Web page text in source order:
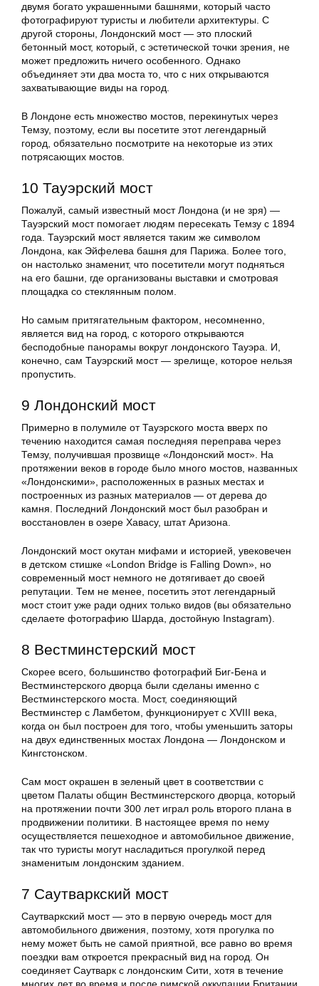
двумя богато украшенными башнями, который часто
фотографируют туристы и любители архитектуры. С
другой стороны, Лондонский мост — это плоский
бетонный мост, который, с эстетической точки зрения, не
может предложить ничего особенного. Однако
объединяет эти два моста то, что с них открываются
захватывающие виды на город.
В Лондоне есть множество мостов, перекинутых через
Темзу, поэтому, если вы посетите этот легендарный
город, обязательно посмотрите на некоторые из этих
потрясающих мостов.
10 Тауэрский мост
Пожалуй, самый известный мост Лондона (и не зря) —
Тауэрский мост помогает людям пересекать Темзу с 1894
года. Тауэрский мост является таким же символом
Лондона, как Эйфелева башня для Парижа. Более того,
он настолько знаменит, что посетители могут подняться
на его башни, где организованы выставки и смотровая
площадка со стеклянным полом.
Но самым притягательным фактором, несомненно,
является вид на город, с которого открываются
бесподобные панорамы вокруг лондонского Тауэра. И,
конечно, сам Тауэрский мост — зрелище, которое нельзя
пропустить.
9 Лондонский мост
Примерно в полумиле от Тауэрского моста вверх по
течению находится самая последняя переправа через
Темзу, получившая прозвище «Лондонский мост». На
протяжении веков в городе было много мостов, названных
«Лондонскими», расположенных в разных местах и
построенных из разных материалов — от дерева до
камня. Последний Лондонский мост был разобран и
восстановлен в озере Хавасу, штат Аризона.
Лондонский мост окутан мифами и историей, увековечен
в детском стишке «London Bridge is Falling Down», но
современный мост немного не дотягивает до своей
репутации. Тем не менее, посетить этот легендарный
мост стоит уже ради одних только видов (вы обязательно
сделаете фотографию Шарда, достойную Instagram).
8 Вестминстерский мост
Скорее всего, большинство фотографий Биг-Бена и
Вестминстерского дворца были сделаны именно с
Вестминстерского моста. Мост, соединяющий
Вестминстер с Ламбетом, функционирует с XVIII века,
когда он был построен для того, чтобы уменьшить заторы
на двух единственных мостах Лондона — Лондонском и
Кингстонском.
Сам мост окрашен в зеленый цвет в соответствии с
цветом Палаты общин Вестминстерского дворца, который
на протяжении почти 300 лет играл роль второго плана в
продвижении политики. В настоящее время по нему
осуществляется пешеходное и автомобильное движение,
так что туристы могут насладиться прогулкой перед
знаменитым лондонским зданием.
7 Саутваркский мост
Саутваркский мост — это в первую очередь мост для
автомобильного движения, поэтому, хотя прогулка по
нему может быть не самой приятной, все равно во время
поездки вам откроется прекрасный вид на город. Он
соединяет Саутварк с лондонским Сити, хотя в течение